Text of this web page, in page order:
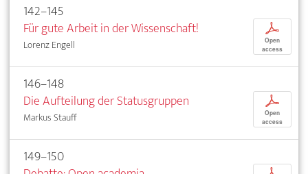
142–145
Für gute Arbeit in der Wissenschaft!
Lorenz Engell
p
Open
access
146–148
Die Aufteilung der Statusgruppen
Markus Stauff
p
Open
access
149–150